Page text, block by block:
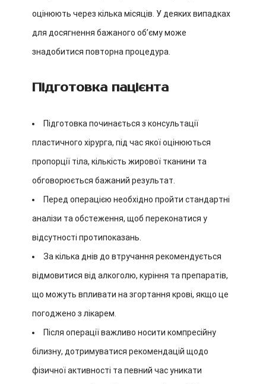
оцінюють через кілька місяців. У деяких випадках
для досягнення бажаного об’єму може
знадобитися повторна процедура.
Підготовка пацієнта
Підготовка починається з консультації
пластичного хірурга, під час якої оцінюються
пропорції тіла, кількість жирової тканини та
обговорюється бажаний результат.
Перед операцією необхідно пройти стандартні
аналізи та обстеження, щоб переконатися у
відсутності протипоказань.
За кілька днів до втручання рекомендується
відмовитися від алкоголю, куріння та препаратів,
що можуть впливати на згортання крові, якщо це
погоджено з лікарем.
Після операції важливо носити компресійну
білизну, дотримуватися рекомендацій щодо
фізичної активності та певний час уникати